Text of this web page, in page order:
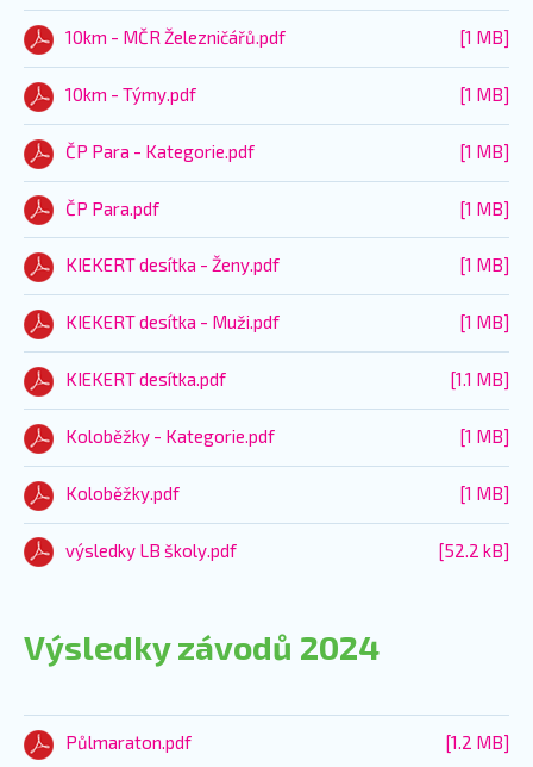
10km - MČR Železničářů.pdf [1 MB]
10km - Týmy.pdf [1 MB]
ČP Para - Kategorie.pdf [1 MB]
ČP Para.pdf [1 MB]
KIEKERT desítka - Ženy.pdf [1 MB]
KIEKERT desítka - Muži.pdf [1 MB]
KIEKERT desítka.pdf [1.1 MB]
Koloběžky - Kategorie.pdf [1 MB]
Koloběžky.pdf [1 MB]
výsledky LB školy.pdf [52.2 kB]
Výsledky závodů 2024
Půlmaraton.pdf [1.2 MB]